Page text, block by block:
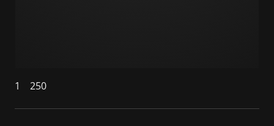
1 250